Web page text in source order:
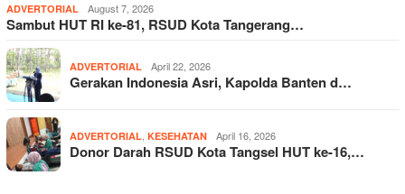
ADVERTORIAL August 7, 2026
Sambut HUT RI ke-81, RSUD Kota Tangerang…
ADVERTORIAL April 22, 2026
Gerakan Indonesia Asri, Kapolda Banten d…
ADVERTORIAL, KESEHATAN April 16, 2026
Donor Darah RSUD Kota Tangsel HUT ke-16,…